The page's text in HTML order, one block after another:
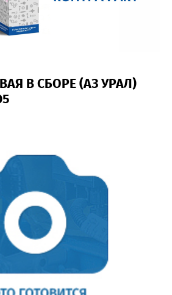
В СБОРЕ (АЗ УРАЛ)